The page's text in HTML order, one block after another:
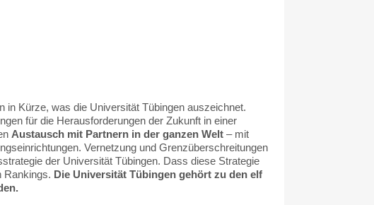
in Kürze, was die Universität Tübingen auszeichnet.
für die Herausforderungen der Zukunft in einer
Austausch mit Partnern in der ganzen Welt – mit
Vernetzung und Grenzüberschreitungen
der Universität Tübingen. Dass diese Strategie
Rankings. Die Universität Tübingen gehört zu den elf